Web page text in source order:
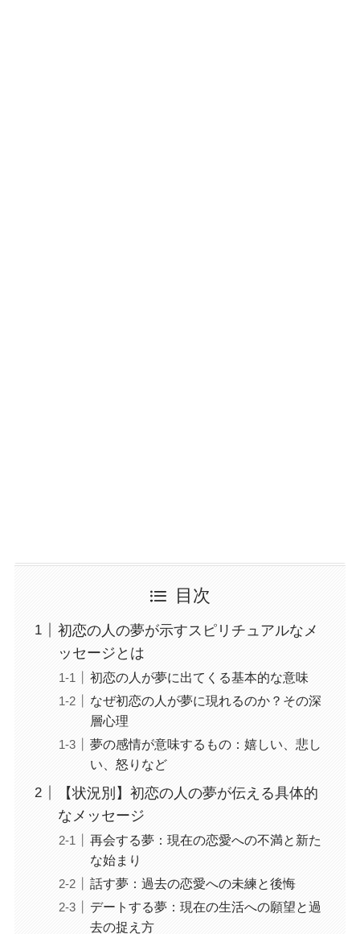
目次
初恋の人の夢が示すスピリチュアルなメ
ッセージとは
初恋の人が夢に出てくる基本的な意味
なぜ初恋の人が夢に現れるのか？その深
層心理
夢の感情が意味するもの：嬉しい、悲し
い、怒りなど
【状況別】初恋の人の夢が伝える具体的
なメッセージ
再会する夢：現在の恋愛への不満と新た
な始まり
話す夢：過去の恋愛への未練と後悔
デートする夢：現在の生活への願望と過
去の捉え方